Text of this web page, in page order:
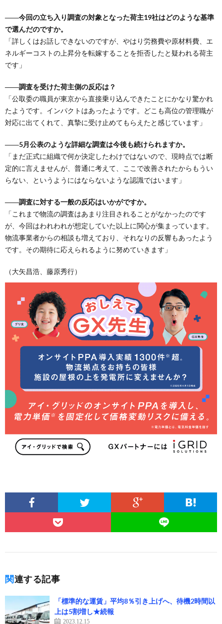
――今回の立ち入り調査の対象となった荷主19社はどのような基準
で選んだのですか。
「詳しくはお話しできないのですが、やはり労務費や原材料費、エ
ネルギーコストの上昇分を転嫁することを拒否したと疑われる荷主
です」
――調査を受けた荷主側の反応は？
「公取委の職員が東京から直接乗り込んできたことにかなり驚かれ
たようです。インパクトはあったようです。どこも高位の管理職が
対応に出てくれて、真摯に受け止めてもらえたと感じています」
――5月公表のような詳細な調査は今後も続けられますか。
「まだ正式に組織で何か決定したわけではないので、現時点では断
定的に言えませんが、普通に考えて、ここで改善されたからもうい
らない、というようにはならないような認識ではいます」
――調査に対する一般の反応はいかがですか。
「これまで物流の調査はあまり注目されることがなかったのです
が、今回はわれわれが想定していた以上に関心が集まっています。
物流事業者からの相談も増えており、それなりの反響もあったよう
です。その期待に応えられるように努めていきます」
（大矢昌浩、藤原秀行）
関連する記事
「標準的な運賃」平均8％引き上げへ、待機2時間以
上は5割増し★続報
2023.12.15